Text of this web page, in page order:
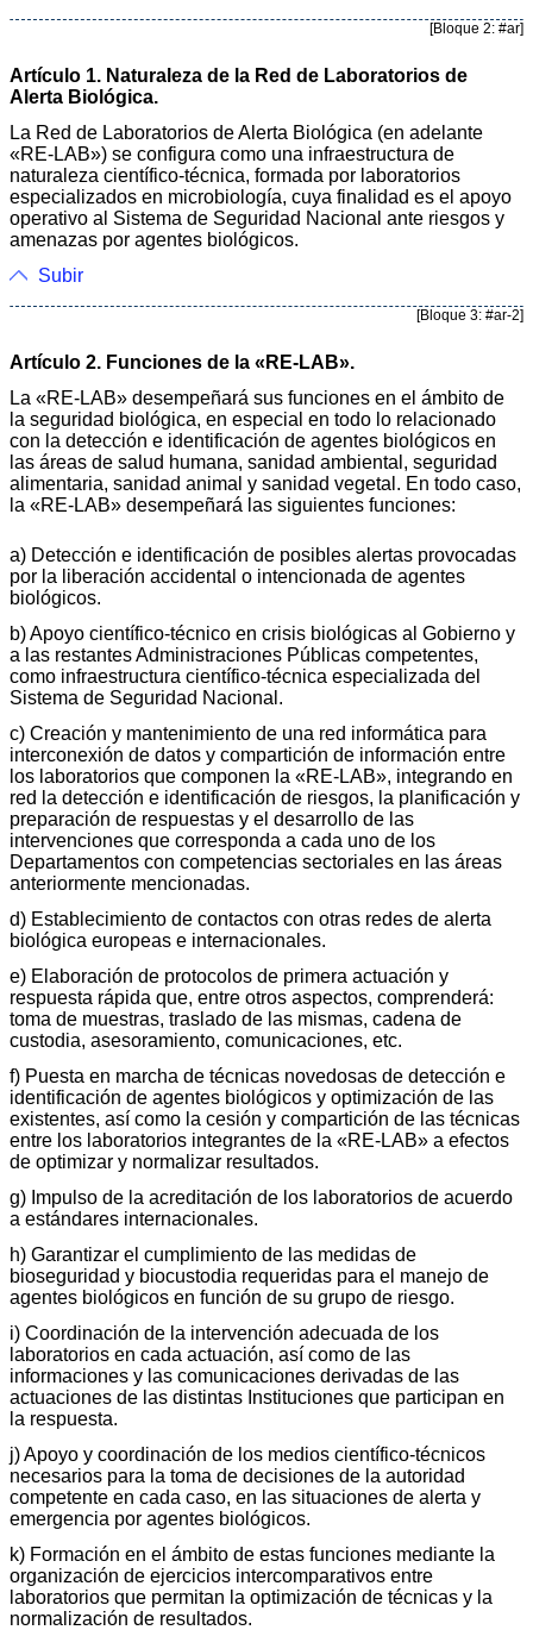
[Bloque 2: #ar]
Artículo 1. Naturaleza de la Red de Laboratorios de
Alerta Biológica.
La Red de Laboratorios de Alerta Biológica (en adelante
«RE-LAB») se configura como una infraestructura de
naturaleza científico-técnica, formada por laboratorios
especializados en microbiología, cuya finalidad es el apoyo
operativo al Sistema de Seguridad Nacional ante riesgos y
amenazas por agentes biológicos.
Subir
[Bloque 3: #ar-2]
Artículo 2. Funciones de la «RE-LAB».
La «RE-LAB» desempeñará sus funciones en el ámbito de
la seguridad biológica, en especial en todo lo relacionado
con la detección e identificación de agentes biológicos en
las áreas de salud humana, sanidad ambiental, seguridad
alimentaria, sanidad animal y sanidad vegetal. En todo caso,
la «RE-LAB» desempeñará las siguientes funciones:
a) Detección e identificación de posibles alertas provocadas
por la liberación accidental o intencionada de agentes
biológicos.
b) Apoyo científico-técnico en crisis biológicas al Gobierno y
a las restantes Administraciones Públicas competentes,
como infraestructura científico-técnica especializada del
Sistema de Seguridad Nacional.
c) Creación y mantenimiento de una red informática para
interconexión de datos y compartición de información entre
los laboratorios que componen la «RE-LAB», integrando en
red la detección e identificación de riesgos, la planificación y
preparación de respuestas y el desarrollo de las
intervenciones que corresponda a cada uno de los
Departamentos con competencias sectoriales en las áreas
anteriormente mencionadas.
d) Establecimiento de contactos con otras redes de alerta
biológica europeas e internacionales.
e) Elaboración de protocolos de primera actuación y
respuesta rápida que, entre otros aspectos, comprenderá:
toma de muestras, traslado de las mismas, cadena de
custodia, asesoramiento, comunicaciones, etc.
f) Puesta en marcha de técnicas novedosas de detección e
identificación de agentes biológicos y optimización de las
existentes, así como la cesión y compartición de las técnicas
entre los laboratorios integrantes de la «RE-LAB» a efectos
de optimizar y normalizar resultados.
g) Impulso de la acreditación de los laboratorios de acuerdo
a estándares internacionales.
h) Garantizar el cumplimiento de las medidas de
bioseguridad y biocustodia requeridas para el manejo de
agentes biológicos en función de su grupo de riesgo.
i) Coordinación de la intervención adecuada de los
laboratorios en cada actuación, así como de las
informaciones y las comunicaciones derivadas de las
actuaciones de las distintas Instituciones que participan en
la respuesta.
j) Apoyo y coordinación de los medios científico-técnicos
necesarios para la toma de decisiones de la autoridad
competente en cada caso, en las situaciones de alerta y
emergencia por agentes biológicos.
k) Formación en el ámbito de estas funciones mediante la
organización de ejercicios intercomparativos entre
laboratorios que permitan la optimización de técnicas y la
normalización de resultados.